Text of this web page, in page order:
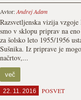
Avtor:Andrej Adam
Razsvetljenska vizija
smo v sklopu priprav na
za šolsko leto 1955/1956
Sušnika. Iz priprave je
načrtov,...
več
22. 11. 2016 POSVET